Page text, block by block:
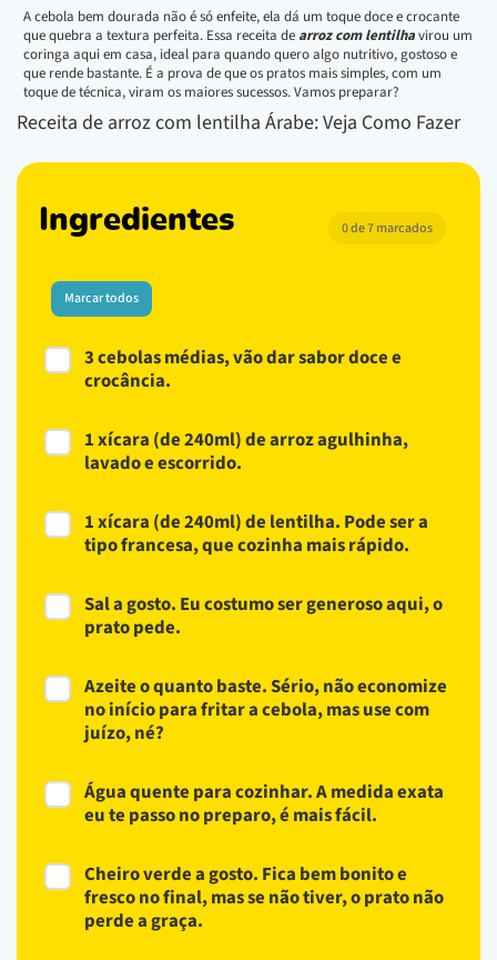
A cebola bem dourada não é só enfeite, ela dá um toque doce e crocante
que quebra a textura perfeita. Essa receita de arroz com lentilhavirou um
coringa aqui em casa, ideal para quando quero algo nutritivo, gostoso e
que rende bastante. É a prova de que os pratos mais simples, com um
toque de técnica, viram os maiores sucessos. Vamos preparar?
Receita de arroz com lentilha Árabe: Veja Como Fazer
Ingredientes 0 de 7 marcados
Marcar todos
3 cebolas médias, vão dar sabor doce e
crocância.
1 xícara (de 240ml) de arroz agulhinha,
lavado e escorrido.
1 xícara (de 240ml) de lentilha. Pode ser a
tipo francesa, que cozinha mais rápido.
Sal a gosto. Eu costumo ser generoso aqui, o
prato pede.
Azeite o quanto baste. Sério, não economize
no início para fritar a cebola, mas use com
juízo, né?
Água quente para cozinhar. A medida exata
eu te passo no preparo, é mais fácil.
Cheiro verde a gosto. Fica bem bonito e
fresco no final, mas se não tiver, o prato não
perde a graça.